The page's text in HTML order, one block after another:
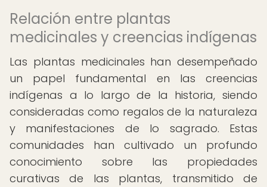
Relación entre plantas
medicinales y creencias indígenas
Las plantas medicinales han desempeñado
un papel fundamental en las creencias
indígenas a lo largo de la historia, siendo
consideradas como regalos de la naturaleza
y manifestaciones de lo sagrado. Estas
comunidades han cultivado un profundo
conocimiento sobre las propiedades
curativas de las plantas, transmitido de